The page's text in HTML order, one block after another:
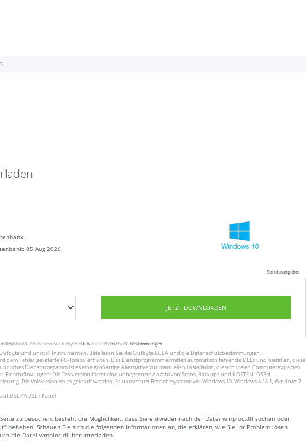
05 Aug 2026
Sonderangebot
JETZT DOWNLOADEN
instrustions . Please review OutbyteEULAandDatenschutz-Bestimmungen
und unistall Instrumenten. Bitte lesen Sie die Outbyte EULAund die Datenschutzbestimmungen.
dem Fehler gelieferte PC-Tool zu erhalten. Das Dienstprogramm ermittelt automatisch fehlende DLLs und bietet an, diese
Dienstprogramm ist es eine großartige Alternative zur manuellen Installation, die von vielen Computerexperten
Die Testversion bietet eine unbegrenzte Anzahl von Scans, Backups und KOSTENLOSEN
Die Vollversion muss gekauft werden. Es unterstützt Betriebssysteme wie Windows 10, Windows 8 / 8.1, Windows 7
DSL / ADSL / Kabel
zu besuchen, besteht die Möglichkeit, dass Sie entweder nach der Datei wmploc.dll suchen oder
beheben. Schauen Sie sich die folgenden Informationen an, die erklären, wie Sie Ihr Problem lösen
die Datei wmploc.dll herunterladen.